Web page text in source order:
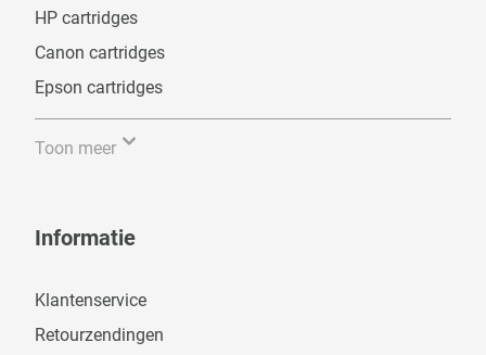
HP cartridges
Canon cartridges
Epson cartridges
Toon meer
Informatie
Klantenservice
Retourzendingen